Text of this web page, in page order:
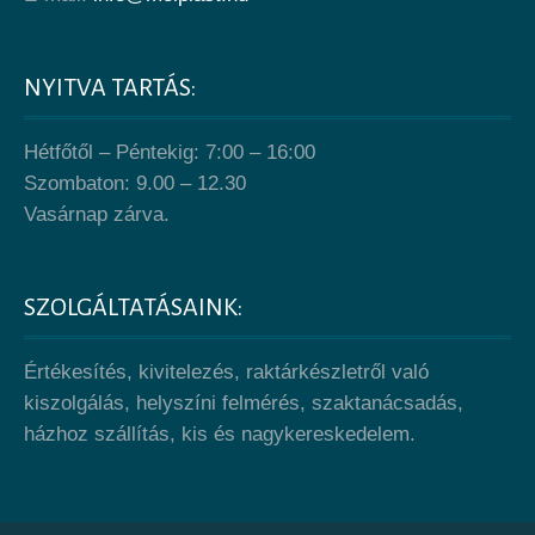
NYITVA TARTÁS:
Hétfőtől – Péntekig: 7:00 – 16:00
Szombaton: 9.00 – 12.30
Vasárnap zárva.
SZOLGÁLTATÁSAINK:
Értékesítés, kivitelezés, raktárkészletről való
kiszolgálás, helyszíni felmérés, szaktanácsadás,
házhoz szállítás, kis és nagykereskedelem.